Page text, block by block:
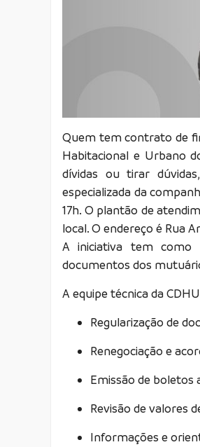
Quem tem contrato de
Habitacional e Urbano
dívidas ou tirar
especializada da
17h. O plantão de
local. O endereço é Rua
A iniciativa tem como
documentos dos
A equipe técnica da
Regularização de
Renegociação e
Emissão de boletos
Revisão de valores
Informações e